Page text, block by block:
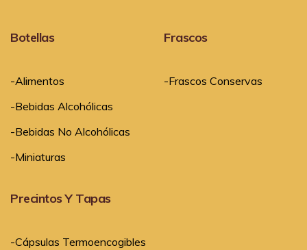
Botellas
-Alimentos
-Bebidas Alcohólicas
-Bebidas No Alcohólicas
-Miniaturas
Frascos
-Frascos Conservas
Precintos Y Tapas
-Cápsulas Termoencogibles